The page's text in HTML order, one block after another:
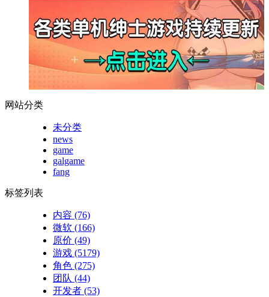
网站分类
未分类
news
game
galgame
fang
标签列表
内容 (76)
微软 (166)
原价 (49)
游戏 (5179)
角色 (275)
团队 (44)
开发者 (53)